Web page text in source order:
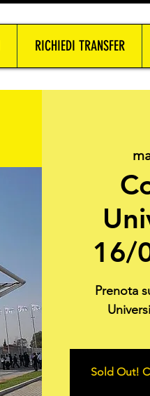
RICHIEDI TRANSFER
16/
Prenota
Sold Out!